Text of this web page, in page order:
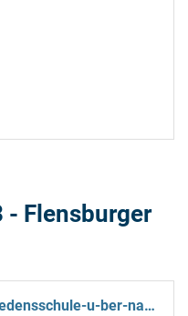
- Flensburger
dozenten-der-flensburger-friedensschule-u-ber-nahost-krieg-shz.pdf